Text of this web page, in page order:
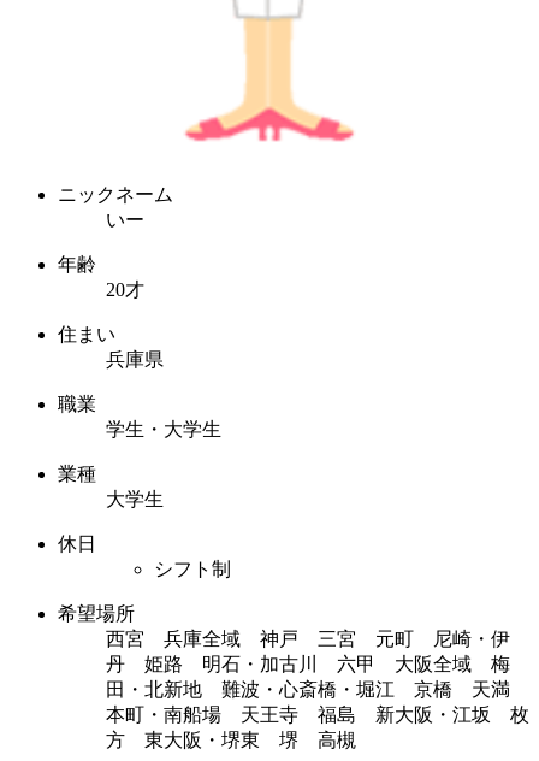
ニックネーム
いー
年齢
20才
住まい
兵庫県
職業
学生・大学生
業種
大学生
休日
シフト制
希望場所
西宮 兵庫全域 神戸 三宮 元町 尼崎・伊
丹 姫路 明石・加古川 六甲 大阪全域 梅
田・北新地 難波・心斎橋・堀江 京橋 天満
本町・南船場 天王寺 福島 新大阪・江坂 枚
方 東大阪・堺東 堺 高槻